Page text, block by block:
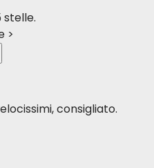
stelle.
>
consigliato.